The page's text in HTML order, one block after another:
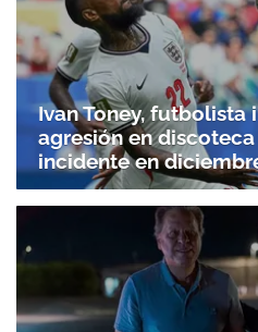
Ivan Toney, futbolista
agresión en
incidente en